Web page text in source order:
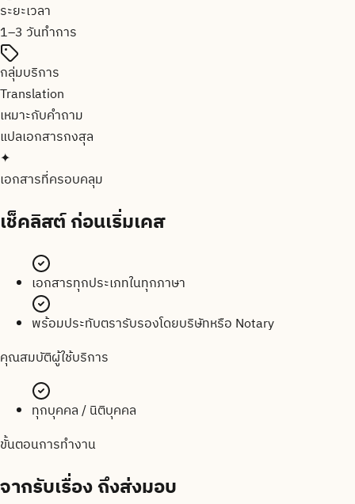
ระยะเวลา
1–3 วันทำการ
กลุ่มบริการ
Translation
เหมาะกับคำถาม
แปลเอกสารกงสุล
✦
เอกสารที่ครอบคลุม
เช็คลิสต์ก่อนเริ่มเคส
เอกสารทุกประเภทในทุกภาษา
พร้อมประทับตรารับรองโดยบริษัทหรือ Notary
คุณสมบัติผู้ใช้บริการ
ทุกบุคคล / นิติบุคคล
ขั้นตอนการทำงาน
จากรับเรื่องถึงส่งมอบ